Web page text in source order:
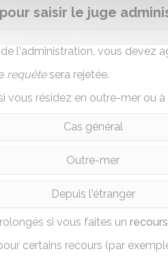
saisir le juge
l'administration, vous devez
requêtesera rejetée.
vous résidez en outre-mer ou à
Cas général
Outre-mer
Depuis l'étranger
si vous faites un
certains recours (par